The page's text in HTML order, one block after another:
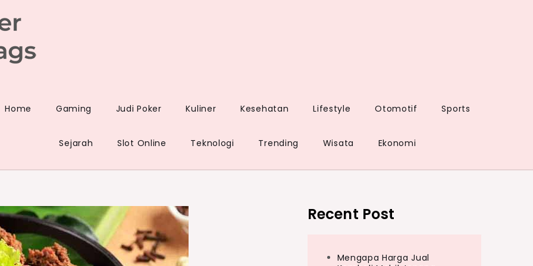
Home
Gaming Judi Poker Kuliner Kesehatan Lifestyle Otomotif Sports
Sejarah Slot Online Teknologi Trending Wisata Ekonomi
Recent Post
Mengapa Harga Jual